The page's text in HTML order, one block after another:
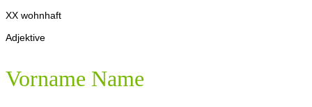
XX wohnhaft
Adjektive
Vorname Name